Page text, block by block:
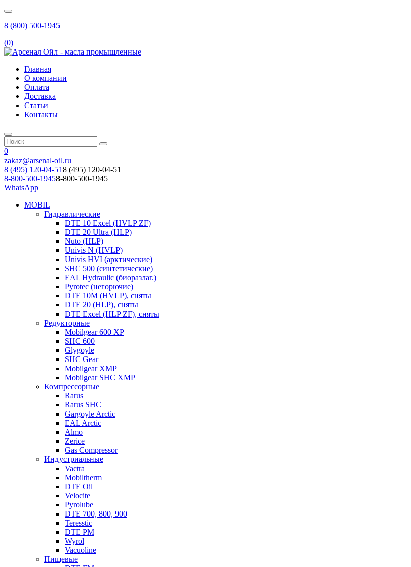
8 (800) 500-1945
(0)
Главная
О компании
Оплата
Доставка
Статьи
Контакты
0
zakaz@arsenal-oil.ru
8 (495) 120-04-518 (495) 120-04-51
8-800-500-19458-800-500-1945
WhatsApp
MOBIL
Гидравлические
DTE 10 Excel (HVLP ZF)
DTE 20 Ultra (HLP)
Nuto (HLP)
Univis N (HVLP)
Univis HVI (арктические)
SHC 500 (синтетические)
EAL Hydraulic (биоразлаг.)
Pyrotec (негорючие)
DTE 10M (HVLP), сняты
DTE 20 (HLP), сняты
DTE Excel (HLP ZF), сняты
Редукторные
Mobilgear 600 XP
SHC 600
Glygoyle
SHC Gear
Mobilgear XMP
Mobilgear SHC XMP
Компрессорные
Rarus
Rarus SHC
Gargoyle Arctic
EAL Arctic
Almo
Zerice
Gas Compressor
Индустриальные
Vactra
Mobiltherm
DTE Oil
Velocite
Pyrolube
DTE 700, 800, 900
Teresstic
DTE PM
Wyrol
Vacuoline
Пищевые